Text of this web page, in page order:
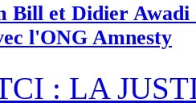
Bill et Didier
l'ONG Amnesty
: LA